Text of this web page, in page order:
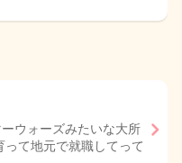
ウォーズみたいな大所
て地元で就職してって